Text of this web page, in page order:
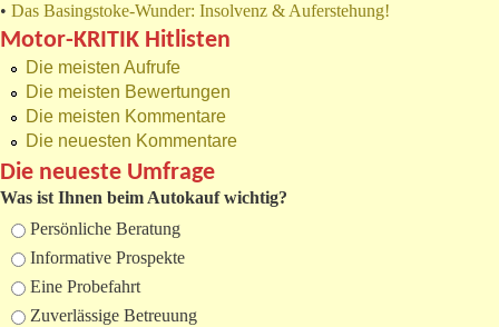
• Das Basingstoke-Wunder: Insolvenz & Auferstehung!
Motor-KRITIK Hitlisten
Die meisten Aufrufe
Die meisten Bewertungen
Die meisten Kommentare
Die neuesten Kommentare
Die neueste Umfrage
Was ist Ihnen beim Autokauf wichtig?
Auswahlmöglichkeiten
Persönliche Beratung
Informative Prospekte
Eine Probefahrt
Zuverlässige Betreuung